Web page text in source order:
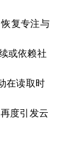
复专注与
或依赖社
在读取时
度引发云